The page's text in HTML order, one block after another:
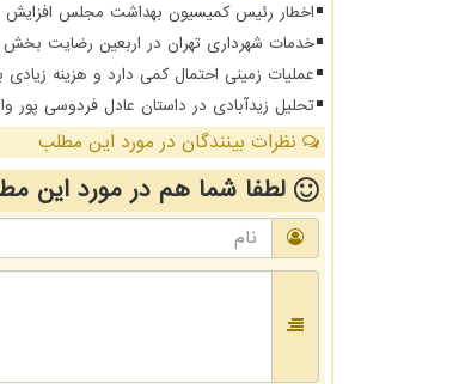
اخطار رئیس کمیسیون بهداشت مجلس افزایش
خدمات شهرداری تهران در اربعین رضایت بخش
عملیات زمینی احتمال کمی دارد و هزینه
تحلیل زیدآبادی در داستان عادل فردوسی
نظرات بینندگان در مورد این مطلب
لطفا شما هم در مورد این